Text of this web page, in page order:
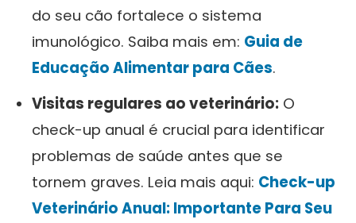
do seu cão fortalece o sistema
imunológico. Saiba mais em: Guia de
Educação Alimentar para Cães.
Visitas regulares ao veterinário: O
check-up anual é crucial para identificar
problemas de saúde antes que se
tornem graves. Leia mais aqui: Check-up
Veterinário Anual: Importante Para Seu